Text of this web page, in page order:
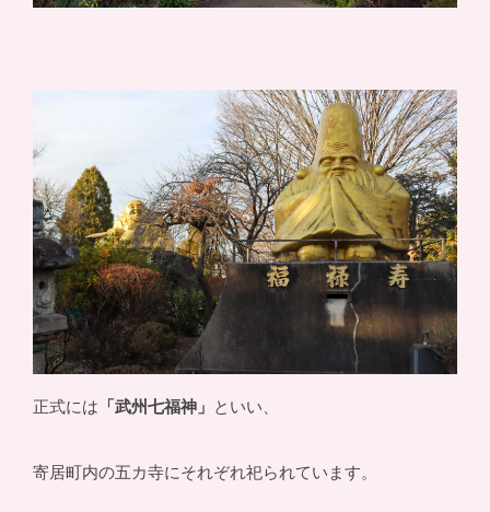
正式には 「武州七福神」 といい、
寄居町内の五カ寺にそれぞれ祀られています。